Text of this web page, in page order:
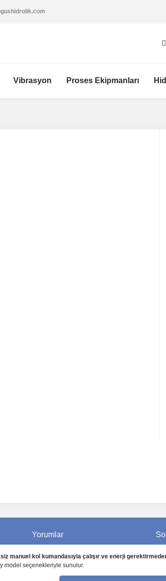
Vibrasyon Proses Ekipmanları
Yorumlar
manuel kol kumandasıyla çalışır ve enerji
model seçenekleriyle sunulur.